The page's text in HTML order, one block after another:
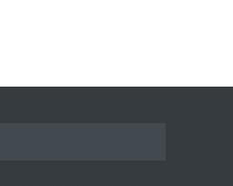
áo khoác đẹp cho phụ